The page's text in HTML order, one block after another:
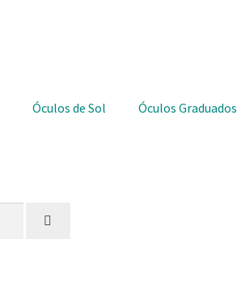
Óculos de Sol Óculos Graduados